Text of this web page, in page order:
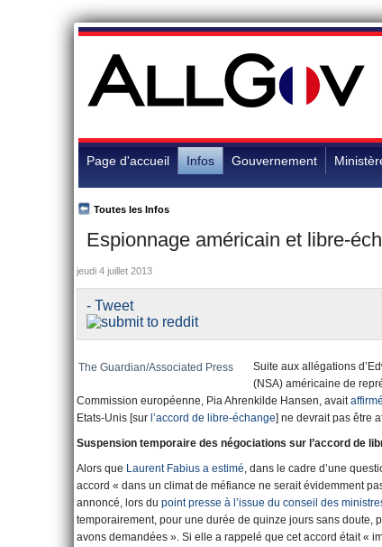
Page d'accueil Infos Gouvernement
Espionnage américain et libre-
Toutes les Infos
- Tweet
jeudi 4 juillet 2013
The Guardian/Associated Press
Suite aux allégations
(NSA) américaine de
Commission européenne, Pia Ahrenkilde Hansen, avaitaffirmé
Etats-Unis [sur l’accord de libre-échange] ne devrait pas être
Suspension temporaire des négociations sur l’accord de
Alors que Laurent Fabius a estimé, dans le cadre d’une
accord « dans un climat de méfiance ne serait évidemment
annoncé, lors du point presse à l’issue du conseil des
temporairement, pour une durée de quinze jours sans doute,
avons demandées ». Si elle a rappelé que cet accord était «